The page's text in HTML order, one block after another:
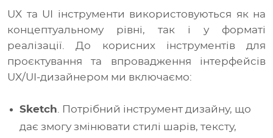
UX та UI інструменти використовуються як на
концептуальному рівні, так і у форматі
реалізації. До корисних інструментів для
проєктування та впровадження інтерфейсів
UX/UI-дизайнером ми включаємо:
Sketch . Потрібний інструмент дизайну, що
дає змогу змінювати стилі шарів, тексту,